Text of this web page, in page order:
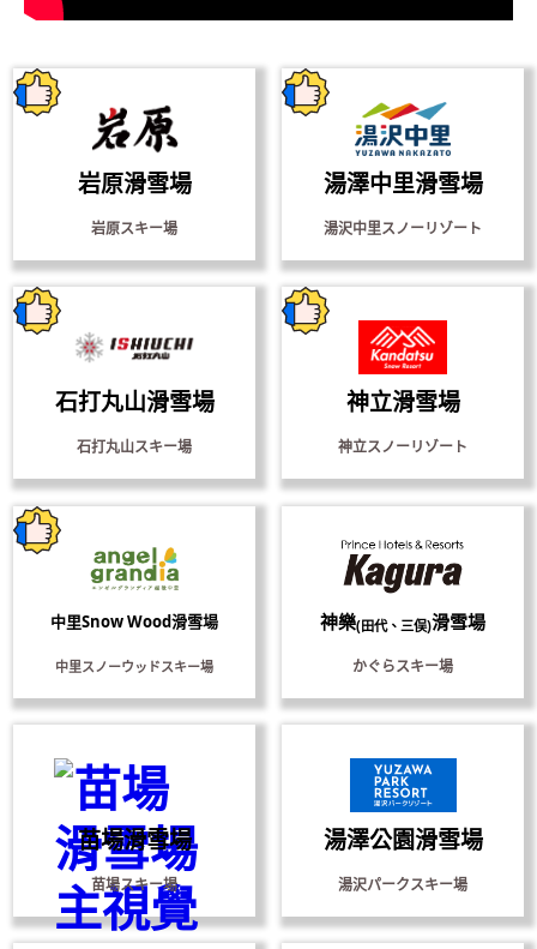
岩原滑雪場
岩原スキー場
湯澤中里滑雪場
湯沢中里スノーリゾート
石打丸山滑雪場
石打丸山スキー場
神立滑雪場
神立スノーリゾート
中里Snow Wood滑雪場
中里スノーウッドスキー場
神樂(田代、三俣)滑雪場
かぐらスキー場
苗場滑雪場
苗場スキー場
湯澤公園滑雪場
湯沢パークスキー場